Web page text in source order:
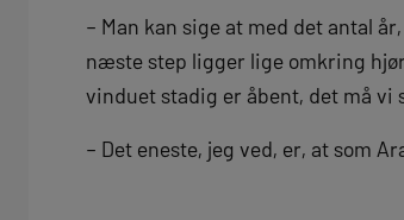
– Man kan sige at med det antal
næste step ligger lige omkring
vinduet stadig er åbent, det må vi
– Det eneste, jeg ved, er, at som